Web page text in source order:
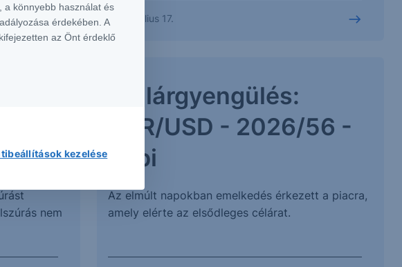
2026. július 17.
nem
Dollárgyengülés:
EUR/USD - 2026/56 -
napi
Az elmúlt napokban emelkedés érkezett a piacra,
amely elérte az elsődleges célárat.
a könnyebb használat és
érdekében. A
az Önt érdeklő
kezelése